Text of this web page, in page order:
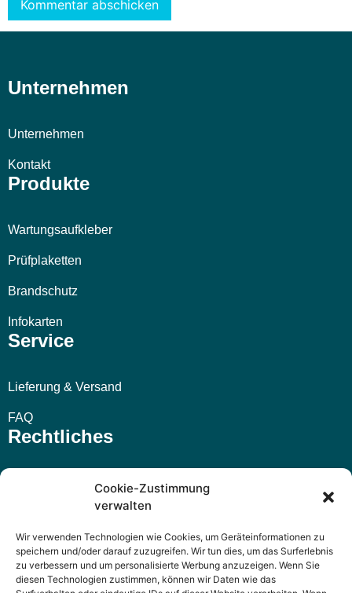
Cookie-Zustimmung
verwalten
Wir verwenden Technologien wie Cookies, um Geräteinformationen zu
speichern und/oder darauf zuzugreifen. Wir tun dies, um das Surferlebnis
zu verbessern und um personalisierte Werbung anzuzeigen. Wenn Sie
diesen Technologien zustimmen, können wir Daten wie das
Unternehmen
Unternehmen
Kontakt
Produkte
Wartungsaufkleber
Prüfplaketten
Brandschutz
Infokarten
Service
Lieferung & Versand
FAQ
Rechtliches
Widerrufsbelehrung
Datenschutzerklärung